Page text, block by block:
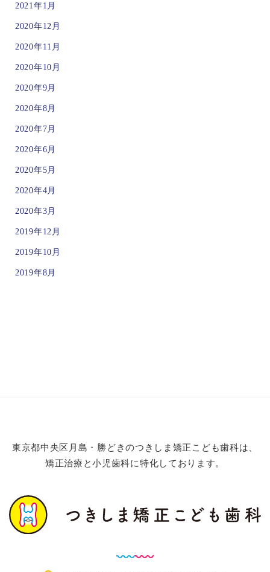
2021年1月
2020年12月
2020年11月
2020年10月
2020年9月
2020年8月
2020年7月
2020年6月
2020年5月
2020年4月
2020年3月
2019年12月
2019年10月
2019年8月
東京都中央区月島・勝どきのつきしま矯正こども歯科は、
矯正治療と小児歯科に特化しております。